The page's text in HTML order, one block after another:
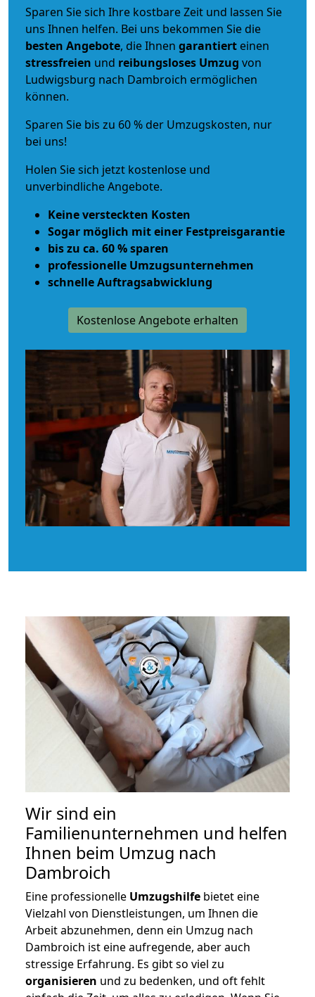
Sparen Sie sich Ihre kostbare Zeit und lassen Sie
uns Ihnen helfen. Bei uns bekommen Sie die
besten Angebote, die Ihnen garantiert einen
stressfreien und reibungsloses Umzug von
Ludwigsburg nach Dambroich ermöglichen
können.
Sparen Sie bis zu 60 % der Umzugskosten, nur
bei uns!
Holen Sie sich jetzt kostenlose und
unverbindliche Angebote.
Keine versteckten Kosten
Sogar möglich mit einer Festpreisgarantie
bis zu ca. 60 % sparen
professionelle Umzugsunternehmen
schnelle Auftragsabwicklung
Kostenlose Angebote erhalten
Wir sind ein
Familienunternehmen und helfen
Ihnen beim Umzug nach
Dambroich
Eine professionelle Umzugshilfe bietet eine
Vielzahl von Dienstleistungen, um Ihnen die
Arbeit abzunehmen, denn ein Umzug nach
Dambroich ist eine aufregende, aber auch
stressige Erfahrung. Es gibt so viel zu
organisieren und zu bedenken, und oft fehlt